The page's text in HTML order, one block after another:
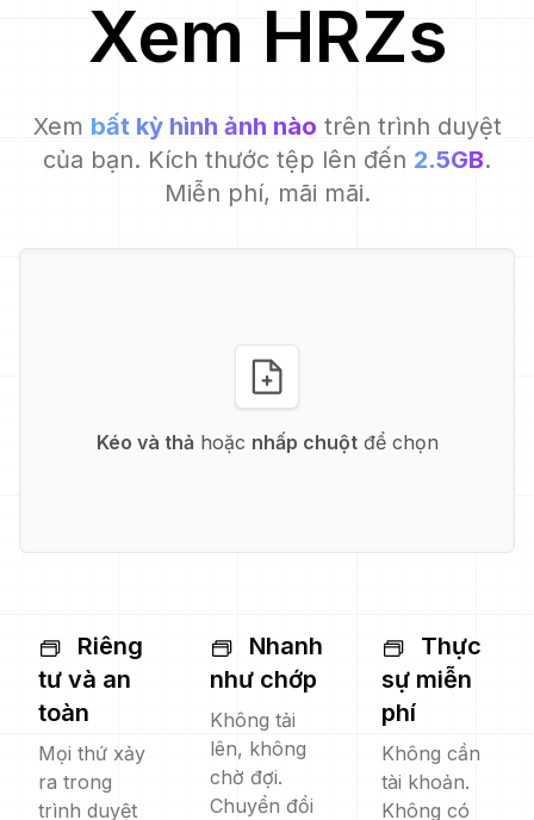
Xem HRZs
Xem bất kỳ hình ảnh nào trên trình duyệt
của bạn. Kích thước tệp lên đến 2.5GB.
Miễn phí, mãi mãi.
Kéo và thả hoặc nhấp chuộtđể chọn
Riêng
tư và an
toàn
Mọi thứ xảy
ra trong
trình duyệt
Nhanh
như chớp
Không tải
lên, không
chờ đợi.
Chuyển đổi
Thực
sự miễn
phí
Không cần
tài khoản.
Không có